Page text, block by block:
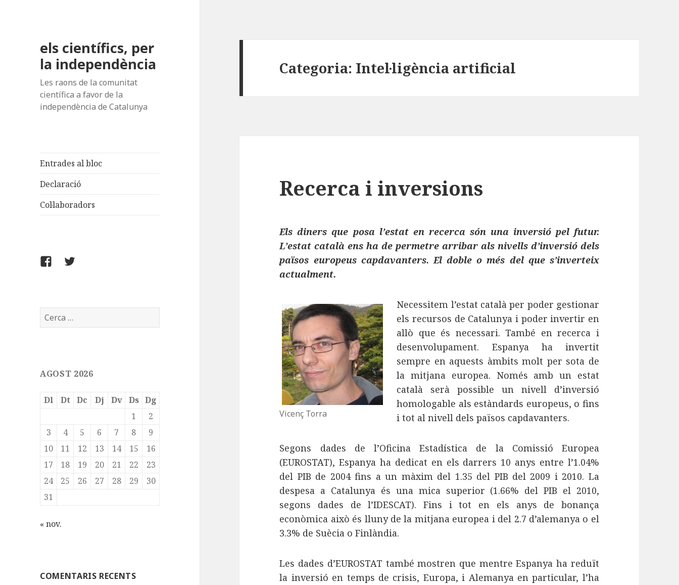
els científics, per
la independència
Les raons de la comunitat
científica a favor de la
independència de Catalunya
Entrades al bloc
Declaració
Col·laboradors
FACEBOOK
TWITTER
Cerca:
AGOST 2026
Dl Dt Dc Dj Dv Ds Dg
1
2
3
4 5 6 7 8
9
10
11 12 13 14 15
16
17
18 19 20 21 22
23
24
25 26 27 28 29
30
31
« nov.
COMENTARIS RECENTS
Categoria: Intel·ligència artificial
Recerca i inversions
Els diners que posa l’estat en recerca són una inversió pel futur.
L’estat català ens ha de permetre arribar als nivells d’inversió dels
països europeus capdavanters. El doble o més del que s’inverteix
actualment.
Vicenç Torra
Necessitem l’estat català per poder gestionar
els recursos de Catalunya i poder invertir en
allò que és necessari. També en recerca i
desenvolupament. Espanya ha invertit
sempre en aquests àmbits molt per sota de
la mitjana europea. Només amb un estat
català serà possible un nivell d’inversió
homologable als estàndards europeus, o fins
i tot al nivell dels països capdavanters.
Segons dades de l’Oficina Estadística de la Comissió Europea
(EUROSTAT), Espanya ha dedicat en els darrers 10 anys entre l’1.04%
del PIB de 2004 fins a un màxim del 1.35 del PIB del 2009 i 2010. La
despesa a Catalunya és una mica superior (1.66% del PIB el 2010,
segons dades de l’IDESCAT). Fins i tot en els anys de bonança
econòmica això és lluny de la mitjana europea i del 2.7 d’alemanya o el
3.3% de Suècia o Finlàndia.
Les dades d’EUROSTAT també mostren que mentre Espanya ha reduït
la inversió en temps de crisis, Europa, i Alemanya en particular, l’ha